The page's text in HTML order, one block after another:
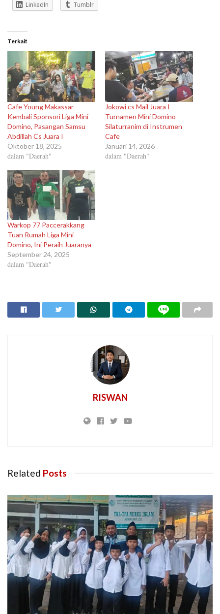
LinkedIn Tumblr
Terkait
Cafe Young Makassar
Kembali Sponsori Liga Mini
Domino, Pasangan Samsu
Abdillah Cs Juara I
Oktober 18, 2025
dalam "Daerah"
Jokowi cs Mail Juara I
Turnamen Mini Domino
Silaturranim di Instrumen
Cafe
Januari 14, 2026
dalam "Daerah"
Warkop 77 Paccerakkang
Tuan Rumah Liga Mini
Domino, Ini Peraih Juaranya
September 24, 2025
dalam "Daerah"
RISWAN
Related Posts